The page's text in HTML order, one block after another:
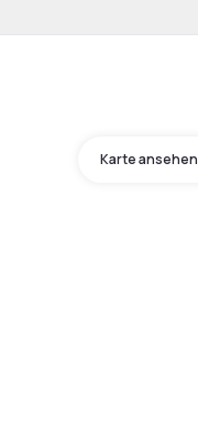
Karte ansehen